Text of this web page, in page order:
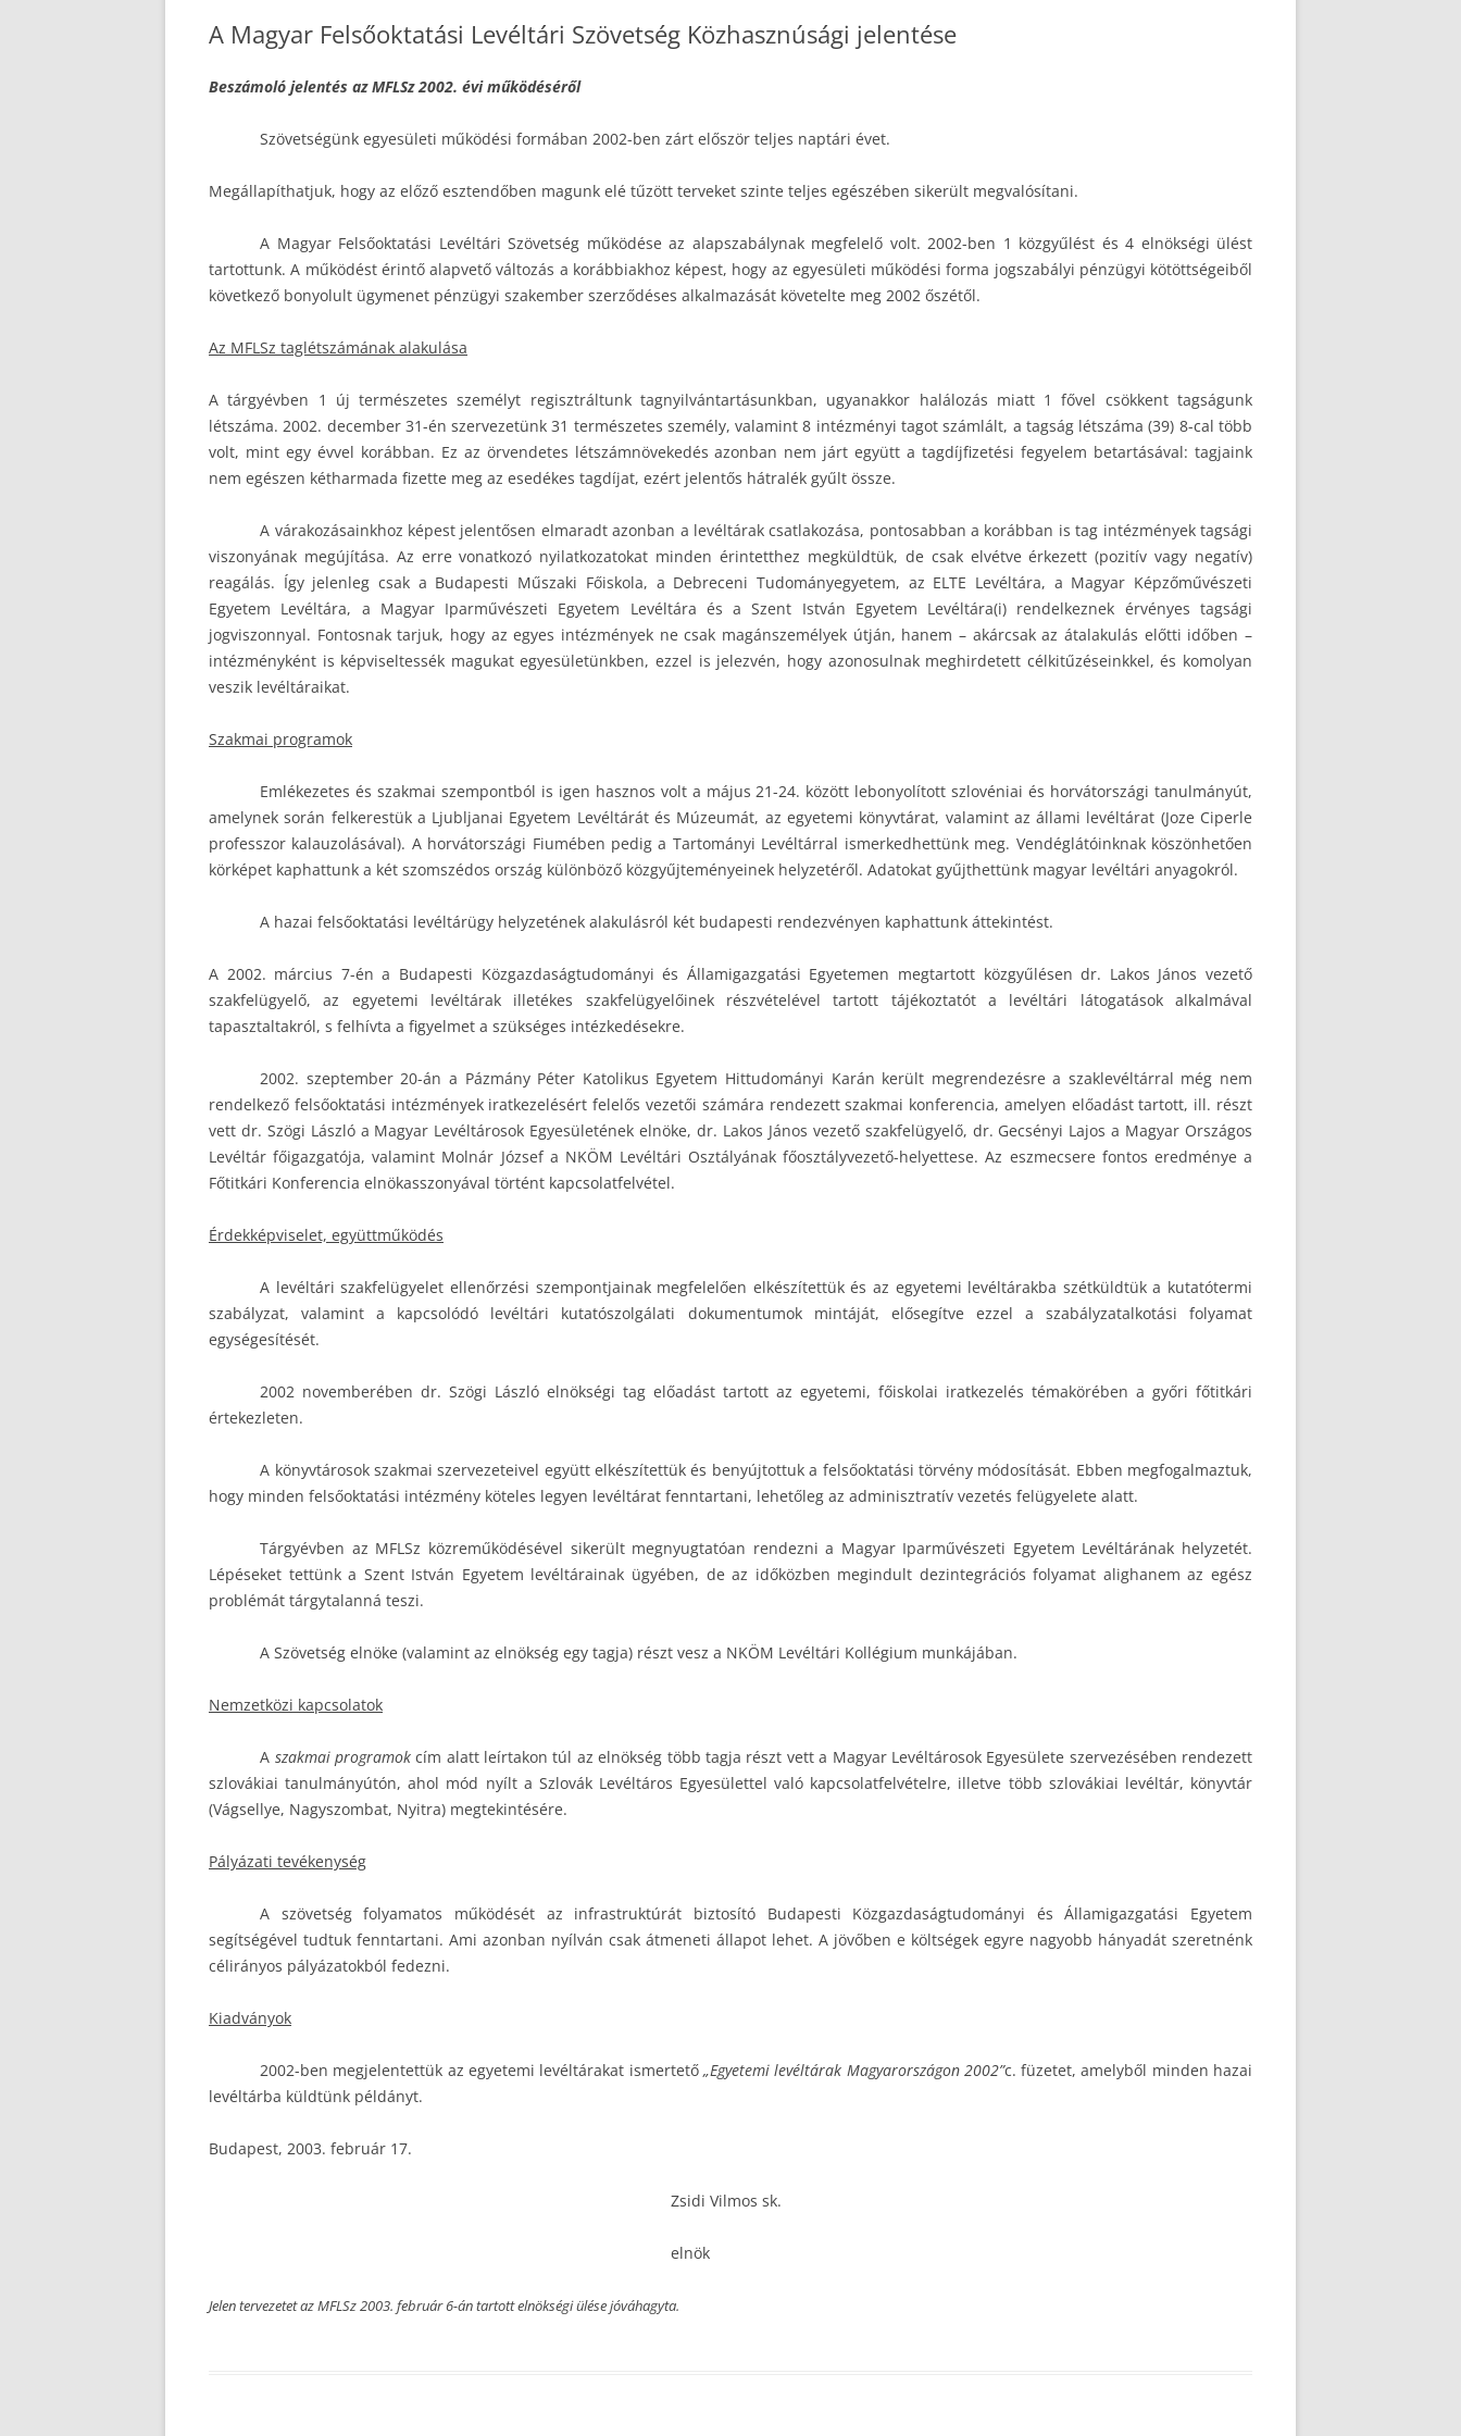
A Magyar Felsőoktatási Levéltári Szövetség Közhasznúsági jelentése
Beszámoló jelentés az MFLSz 2002. évi működéséről
Szövetségünk egyesületi működési formában 2002-ben zárt először teljes naptári évet.
Megállapíthatjuk, hogy az előző esztendőben magunk elé tűzött terveket szinte teljes egészében sikerült megvalósítani.
A Magyar Felsőoktatási Levéltári Szövetség működése az alapszabálynak megfelelő volt. 2002-ben 1 közgyűlést és 4 elnökségi ülést
tartottunk. A működést érintő alapvető változás a korábbiakhoz képest, hogy az egyesületi működési forma jogszabályi pénzügyi kötöttségeiből
következő bonyolult ügymenet pénzügyi szakember szerződéses alkalmazását követelte meg 2002 őszétől.
Az MFLSz taglétszámának alakulása
A tárgyévben 1 új természetes személyt regisztráltunk tagnyilvántartásunkban, ugyanakkor halálozás miatt 1 fővel csökkent tagságunk
létszáma. 2002. december 31-én szervezetünk 31 természetes személy, valamint 8 intézményi tagot számlált, a tagság létszáma (39) 8-cal több
volt, mint egy évvel korábban. Ez az örvendetes létszámnövekedés azonban nem járt együtt a tagdíjfizetési fegyelem betartásával: tagjaink
nem egészen kétharmada fizette meg az esedékes tagdíjat, ezért jelentős hátralék gyűlt össze.
A várakozásainkhoz képest jelentősen elmaradt azonban a levéltárak csatlakozása, pontosabban a korábban is tag intézmények tagsági
viszonyának megújítása. Az erre vonatkozó nyilatkozatokat minden érintetthez megküldtük, de csak elvétve érkezett (pozitív vagy negatív)
reagálás. Így jelenleg csak a Budapesti Műszaki Főiskola, a Debreceni Tudományegyetem, az ELTE Levéltára, a Magyar Képzőművészeti
Egyetem Levéltára, a Magyar Iparművészeti Egyetem Levéltára és a Szent István Egyetem Levéltára(i) rendelkeznek érvényes tagsági
jogviszonnyal. Fontosnak tarjuk, hogy az egyes intézmények ne csak magánszemélyek útján, hanem – akárcsak az átalakulás előtti időben –
intézményként is képviseltessék magukat egyesületünkben, ezzel is jelezvén, hogy azonosulnak meghirdetett célkitűzéseinkkel, és komolyan
veszik levéltáraikat.
Szakmai programok
Emlékezetes és szakmai szempontból is igen hasznos volt a május 21-24. között lebonyolított szlovéniai és horvátországi tanulmányút,
amelynek során felkerestük a Ljubljanai Egyetem Levéltárát és Múzeumát, az egyetemi könyvtárat, valamint az állami levéltárat (Joze Ciperle
professzor kalauzolásával). A horvátországi Fiumében pedig a Tartományi Levéltárral ismerkedhettünk meg. Vendéglátóinknak köszönhetően
körképet kaphattunk a két szomszédos ország különböző közgyűjteményeinek helyzetéről. Adatokat gyűjthettünk magyar levéltári anyagokról.
A hazai felsőoktatási levéltárügy helyzetének alakulásról két budapesti rendezvényen kaphattunk áttekintést.
A 2002. március 7-én a Budapesti Közgazdaságtudományi és Államigazgatási Egyetemen megtartott közgyűlésen dr. Lakos János vezető
szakfelügyelő, az egyetemi levéltárak illetékes szakfelügyelőinek részvételével tartott tájékoztatót a levéltári látogatások alkalmával
tapasztaltakról, s felhívta a figyelmet a szükséges intézkedésekre.
2002. szeptember 20-án a Pázmány Péter Katolikus Egyetem Hittudományi Karán került megrendezésre a szaklevéltárral még nem
rendelkező felsőoktatási intézmények iratkezelésért felelős vezetői számára rendezett szakmai konferencia, amelyen előadást tartott, ill. részt
vett dr. Szögi László a Magyar Levéltárosok Egyesületének elnöke, dr. Lakos János vezető szakfelügyelő, dr. Gecsényi Lajos a Magyar Országos
Levéltár főigazgatója, valamint Molnár József a NKÖM Levéltári Osztályának főosztályvezető-helyettese. Az eszmecsere fontos eredménye a
Főtitkári Konferencia elnökasszonyával történt kapcsolatfelvétel.
Érdekképviselet, együttműködés
A levéltári szakfelügyelet ellenőrzési szempontjainak megfelelően elkészítettük és az egyetemi levéltárakba szétküldtük a kutatótermi
szabályzat, valamint a kapcsolódó levéltári kutatószolgálati dokumentumok mintáját, elősegítve ezzel a szabályzatalkotási folyamat
egységesítését.
2002 novemberében dr. Szögi László elnökségi tag előadást tartott az egyetemi, főiskolai iratkezelés témakörében a győri főtitkári
értekezleten.
A könyvtárosok szakmai szervezeteivel együtt elkészítettük és benyújtottuk a felsőoktatási törvény módosítását. Ebben megfogalmaztuk,
hogy minden felsőoktatási intézmény köteles legyen levéltárat fenntartani, lehetőleg az adminisztratív vezetés felügyelete alatt.
Tárgyévben az MFLSz közreműködésével sikerült megnyugtatóan rendezni a Magyar Iparművészeti Egyetem Levéltárának helyzetét.
Lépéseket tettünk a Szent István Egyetem levéltárainak ügyében, de az időközben megindult dezintegrációs folyamat alighanem az egész
problémát tárgytalanná teszi.
A Szövetség elnöke (valamint az elnökség egy tagja) részt vesz a NKÖM Levéltári Kollégium munkájában.
Nemzetközi kapcsolatok
A szakmai programokcím alatt leírtakon túl az elnökség több tagja részt vett a Magyar Levéltárosok Egyesülete szervezésében rendezett
szlovákiai tanulmányútón, ahol mód nyílt a Szlovák Levéltáros Egyesülettel való kapcsolatfelvételre, illetve több szlovákiai levéltár, könyvtár
(Vágsellye, Nagyszombat, Nyitra) megtekintésére.
Pályázati tevékenység
A szövetség folyamatos működését az infrastruktúrát biztosító Budapesti Közgazdaságtudományi és Államigazgatási Egyetem
segítségével tudtuk fenntartani. Ami azonban nyílván csak átmeneti állapot lehet. A jövőben e költségek egyre nagyobb hányadát szeretnénk
célirányos pályázatokból fedezni.
Kiadványok
2002-ben megjelentettük az egyetemi levéltárakat ismertető „Egyetemi levéltárak Magyarországon 2002”c. füzetet, amelyből minden hazai
levéltárba küldtünk példányt.
Budapest, 2003. február 17.
Zsidi Vilmos sk.
elnök
Jelen tervezetet az MFLSz 2003. február 6-án tartott elnökségi ülése jóváhagyta.